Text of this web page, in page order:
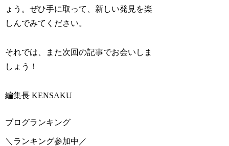
ょう。ぜひ手に取って、新しい発見を楽
しんでみてください。
それでは、また次回の記事でお会いしま
しょう！
編集長 KENSAKU
ブログランキング
＼ランキング参加中／